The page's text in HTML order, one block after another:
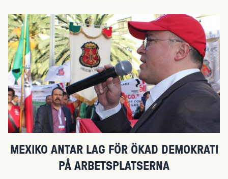
MEXIKO ANTAR LAG FÖR ÖKAD DEMOKRATI
PÅ ARBETSPLATSERNA